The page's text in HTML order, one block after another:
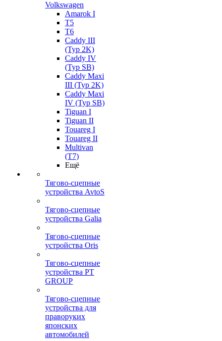
Volkswagen
Amarok I
T5
T6
Caddy III
(Typ 2K)
Caddy IV
(Typ SB)
Caddy Maxi
III (Typ 2K)
Caddy Maxi
IV (Typ SB)
Tiguan I
Tiguan II
Touareg I
Touareg II
Multivan
(T7)
Ещё
Тягово-сцепные
устройства AvtoS
Тягово-сцепные
устройства Galia
Тягово-сцепные
устройства Oris
Тягово-сцепные
устройства PT
GROUP
Тягово-сцепные
устройства для
праворуких
японских
автомобилей